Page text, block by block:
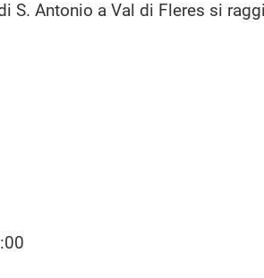
S. Antonio a Val di Fleres si